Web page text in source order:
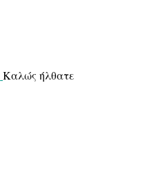
Καλώς ήλθατε